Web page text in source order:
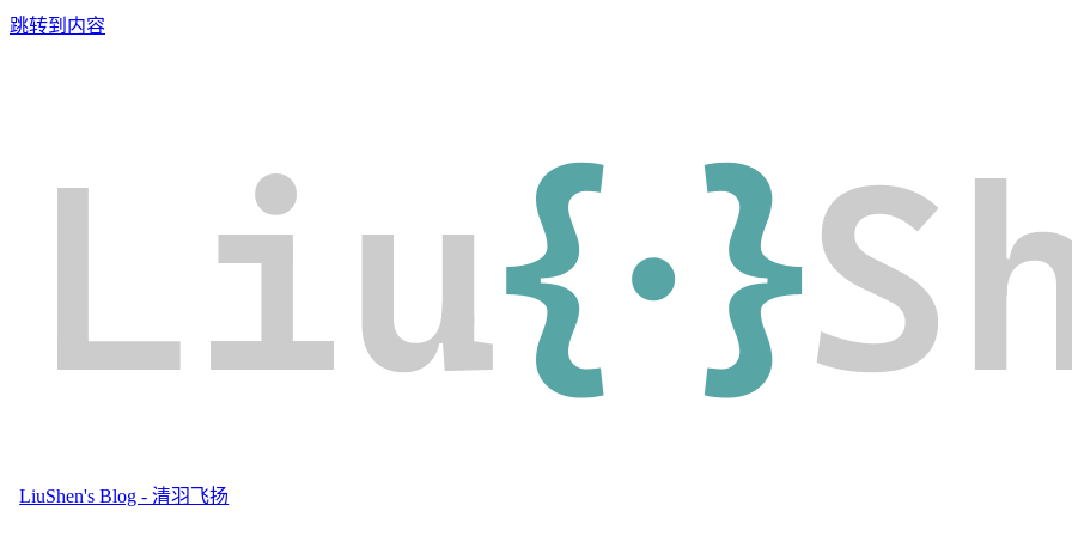
跳转到内容
Liu{·}
LiuShen's Blog - 清羽飞扬